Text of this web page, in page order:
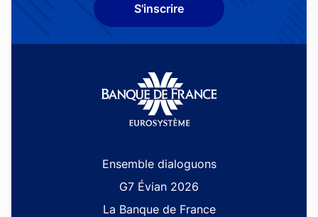
S'inscrire
Site navigationEnsemble dialoguons
G7 Évian 2026
La Banque de France